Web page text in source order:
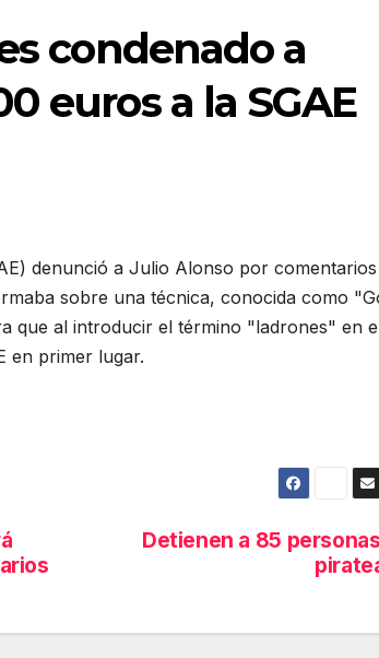
condenado a
euros a la SGAE
denunció a Julio Alonso por
sobre una técnica, conocida como
que al introducir el término "ladrones" en
en primer lugar.
Detienen a 85